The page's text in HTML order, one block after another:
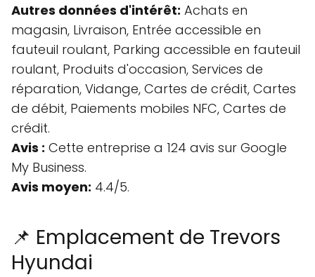
Autres données d'intérêt: Achats en
magasin, Livraison, Entrée accessible en
fauteuil roulant, Parking accessible en fauteuil
roulant, Produits d'occasion, Services de
réparation, Vidange, Cartes de crédit, Cartes
de débit, Paiements mobiles NFC, Cartes de
crédit.
Avis : Cette entreprise a 124 avis sur Google
My Business.
Avis moyen: 4.4/5.
📌 Emplacement de Trevors
Hyundai